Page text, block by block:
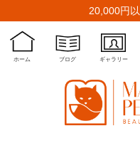
20,000円
ホーム ブログ ギャラリー